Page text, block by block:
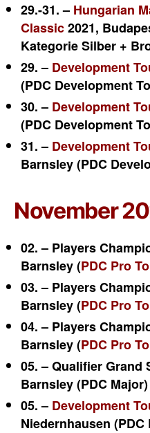
29.-31. – Hungarian
Classic2021,
Kategorie Silber +
29. – Development
(PDC Development
30. – Development
(PDC Development
31. – Development
Barnsley (PDC
November
02. – Players
Barnsley (PDC Pro
03. – Players
Barnsley (PDC Pro
04. – Players
Barnsley (PDC Pro
05. – Qualifier Grand
Barnsley (PDC Major)
05. – Development
Niedernhausen